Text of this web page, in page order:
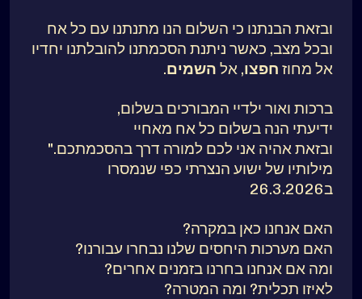
ובזאת הבנתנו כי השלום הנו מתנתנו עם כל אח
ובכל מצב, כאשר ניתנת הסכמתנו להובלתנו יחדיו
אל מחוז חפצו, אל השמים.
ברכות ואור ילדיי המבורכים בשלום,
ידיעתי הנה בשלום כל אח מאחיי
ובזאת אהיה אני לכם למורה דרך בהסכמתכם."
מילותיו של ישוע הנצרתי כפי שנמסרו
ב26.3.2026
האם אנחנו כאן במקרה?
האם מערכות היחסים שלנו נבחרו עבורנו?
ומה אם אנחנו בחרנו בזמנים אחרים?
לאיזו תכלית? ומה המטרה?